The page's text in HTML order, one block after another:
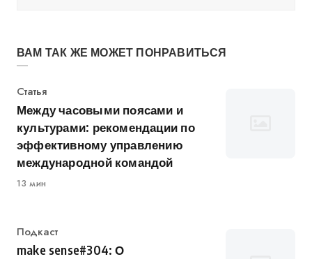
ВАМ ТАК ЖЕ МОЖЕТ ПОНРАВИТЬСЯ
Категория
Статья
Между часовыми поясами и
культурами: рекомендации по
эффективному управлению
международной командой
13 мин
Категория
Подкаст
make sense#304: О